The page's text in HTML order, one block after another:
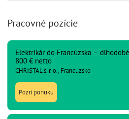
Pracovné pozície
Elektrikár do Francúzska –
800 € netto
CHRISTAL s. r. o., Francúzsko
Pozri ponuku